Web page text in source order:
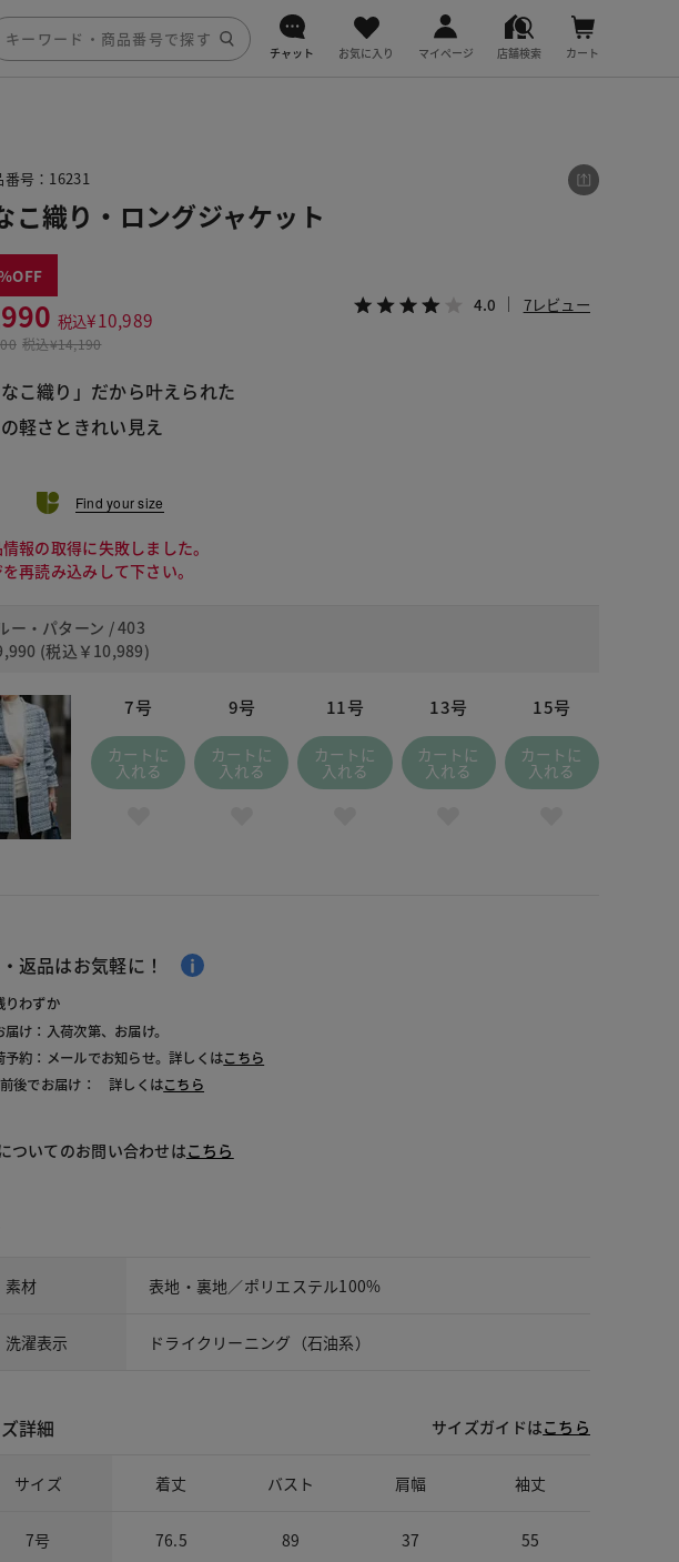
チャット お気に入り マイページ 店舗検索 カート
番号：16231
こ織り・ロングジャケット
税込¥10,989
税込¥14,190
4.0 7レビュー
なこ織り」だから叶えられた
軽さときれい見え
Find your size
報の取得に失敗しました。
再読み込みして下さい。
ー・パターン / 403
(税込 ￥10,989)
7号
カートに
入れる
9号
カートに
入れる
11号
カートに
入れる
13号
カートに
入れる
15号
カートに
入れる
返品はお気軽に！
わずか
け：入荷次第、お届け。
予約：メールでお知らせ。詳しくはこちら
後でお届け： 詳しくはこちら
ついてのお問い合わせはこちら
素材 表地・裏地／ポリエステル100%
洗濯表示 ドライクリーニング（石油系）
詳細 サイズガイドはこちら
サイズ 着丈 バスト 肩幅 袖丈
7号 76.5 89 37 55